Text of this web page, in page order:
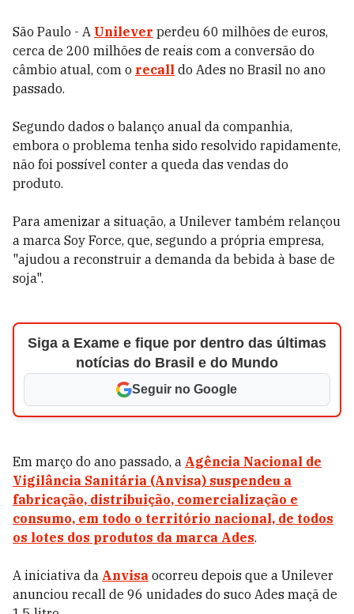
São Paulo - A Unilever perdeu 60 milhões de euros,
cerca de 200 milhões de reais com a conversão do
câmbio atual, com o recall do Ades no Brasil no ano
passado.
Segundo dados o balanço anual da companhia,
embora o problema tenha sido resolvido rapidamente,
não foi possível conter a queda das vendas do
produto.
Para amenizar a situação, a Unilever também relançou
a marca Soy Force, que, segundo a própria empresa,
"ajudou a reconstruir a demanda da bebida à base de
soja".
Siga a Exame e fique por dentro das últimas
notícias do Brasil e do Mundo
Seguir no Google
Em março do ano passado, a Agência Nacional de
Vigilância Sanitária (Anvisa) suspendeu a
fabricação, distribuição, comercialização e
consumo, em todo o território nacional, de todos
os lotes dos produtos da marca Ades.
A iniciativa da Anvisa ocorreu depois que a Unilever
anunciou recall de 96 unidades do suco Ades maçã de